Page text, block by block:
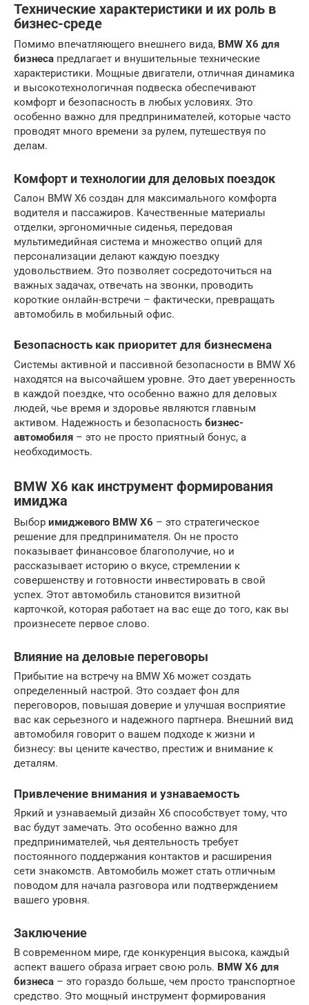
Технические характеристики и их роль в
бизнес-среде
Помимо впечатляющего внешнего вида, BMW X6 для
бизнеса предлагает и внушительные технические
характеристики. Мощные двигатели, отличная динамика
и высокотехнологичная подвеска обеспечивают
комфорт и безопасность в любых условиях. Это
особенно важно для предпринимателей, которые часто
проводят много времени за рулем, путешествуя по
делам.
Комфорт и технологии для деловых поездок
Салон BMW X6 создан для максимального комфорта
водителя и пассажиров. Качественные материалы
отделки, эргономичные сиденья, передовая
мультимедийная система и множество опций для
персонализации делают каждую поездку
удовольствием. Это позволяет сосредоточиться на
важных задачах, отвечать на звонки, проводить
короткие онлайн-встречи – фактически, превращать
автомобиль в мобильный офис.
Безопасность как приоритет для бизнесмена
Системы активной и пассивной безопасности в BMW X6
находятся на высочайшем уровне. Это дает уверенность
в каждой поездке, что особенно важно для деловых
людей, чье время и здоровье являются главным
активом. Надежность и безопасность бизнес-
автомобиля – это не просто приятный бонус, а
необходимость.
BMW X6 как инструмент формирования
имиджа
Выбор имиджевого BMW X6 – это стратегическое
решение для предпринимателя. Он не просто
показывает финансовое благополучие, но и
рассказывает историю о вкусе, стремлении к
совершенству и готовности инвестировать в свой
успех. Этот автомобиль становится визитной
карточкой, которая работает на вас еще до того, как вы
произнесете первое слово.
Влияние на деловые переговоры
Прибытие на встречу на BMW X6 может создать
определенный настрой. Это создает фон для
переговоров, повышая доверие и улучшая восприятие
вас как серьезного и надежного партнера. Внешний вид
автомобиля говорит о вашем подходе к жизни и
бизнесу: вы цените качество, престиж и внимание к
деталям.
Привлечение внимания и узнаваемость
Яркий и узнаваемый дизайн X6 способствует тому, что
вас будут замечать. Это особенно важно для
предпринимателей, чья деятельность требует
постоянного поддержания контактов и расширения
сети знакомств. Автомобиль может стать отличным
поводом для начала разговора или подтверждением
вашего уровня.
Заключение
В современном мире, где конкуренция высока, каждый
аспект вашего образа играет свою роль. BMW X6 для
бизнеса – это гораздо больше, чем просто транспортное
средство. Это мощный инструмент формирования